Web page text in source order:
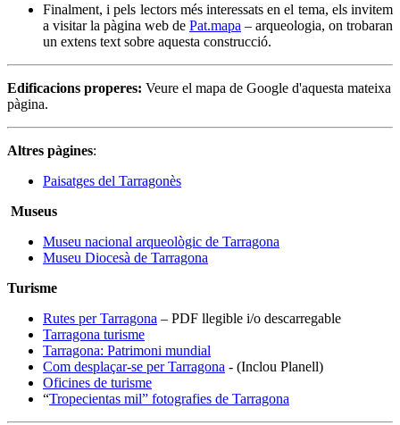
Finalment, i pels lectors més interessats en el tema, els invitem
a visitar la pàgina web de Pat.mapa – arqueologia, on trobaran
un extens text sobre aquesta construcció.
Edificacions properes: Veure el mapa de Google d'aquesta mateixa
pàgina.
Altres pàgines:
Paisatges del Tarragonès
Museus
Museu nacional arqueològic de Tarragona
Museu Diocesà de Tarragona
Turisme
Rutes per Tarragona – PDF llegible i/o descarregable
Tarragona turisme
Tarragona: Patrimoni mundial
Com desplaçar-se per Tarragona - (Inclou Planell)
Oficines de turisme
“Tropecientas mil” fotografies de Tarragona